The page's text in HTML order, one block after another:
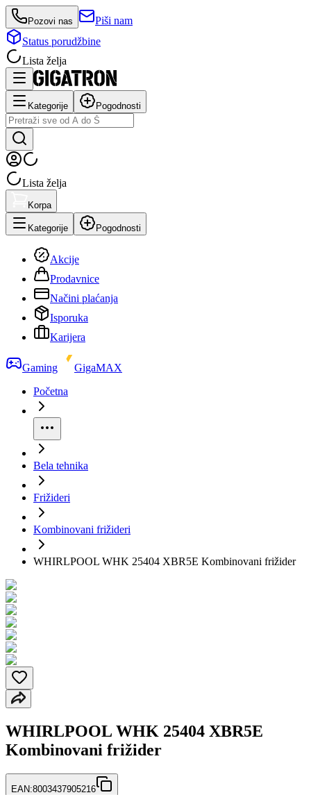
Pozovi nas
Piši nam
Status porudžbine
Lista želja
Kategorije Pogodnosti
Lista želja
Korpa
Kategorije Pogodnosti
Akcije
Prodavnice
Načini plaćanja
Isporuka
Karijera
Gaming
GigaMAX
Početna
Bela tehnika
Frižideri
Kombinovani frižideri
WHIRLPOOL WHK 25404 XBR5E Kombinovani frižider
WHIRLPOOL WHK 25404 XBR5E
Kombinovani frižider
EAN:8003437905216